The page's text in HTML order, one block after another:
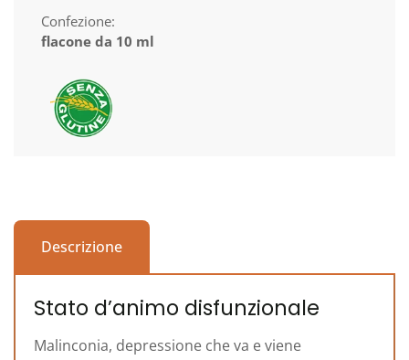
Confezione:
flacone da 10 ml
Descrizione
Stato d’animo disfunzionale
Malinconia, depressione che va e viene